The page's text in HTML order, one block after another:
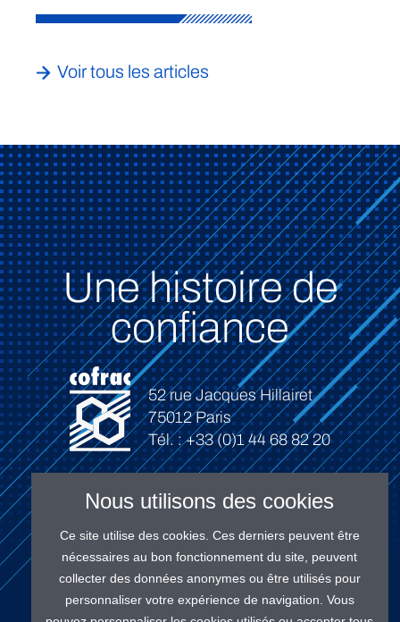
Voir tous les articles
Une histoire de
confiance
52 rue Jacques Hillairet
75012 Paris
Tél. : +33 (0)1 44 68 82 20
Connexion
Nous utilisons des cookies
Ce site utilise des cookies. Ces derniers peuvent être
nécessaires au bon fonctionnement du site, peuvent
collecter des données anonymes ou être utilisés pour
personnaliser votre expérience de navigation. Vous